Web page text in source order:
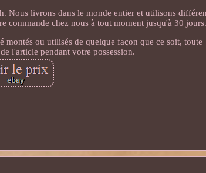
Nous livrons dans le monde entier et utilisons
commande chez nous à tout moment jusqu'à 30 jours.
ou utilisés de quelque façon que ce soit, toute
l'article pendant votre possession.